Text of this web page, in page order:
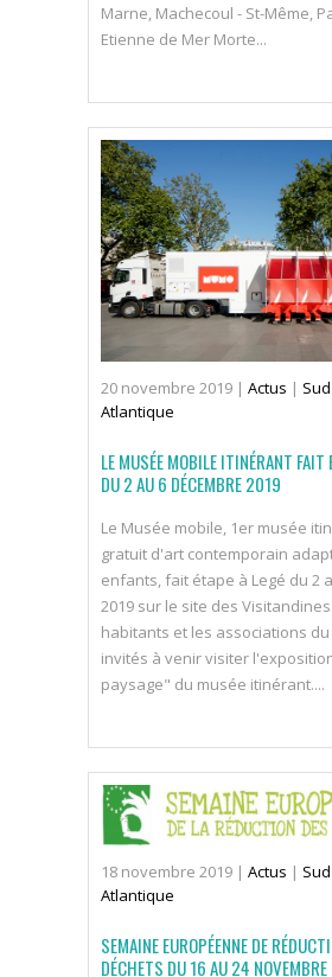
Marne, Machecoul - St-Même,
Etienne de Mer Morte...
20 novembre 2019 | Actus |
Atlantique
LE MUSÉE MOBILE ITINÉRANT FAIT
DU 2 AU 6 DÉCEMBRE 2019
Le Musée mobile, 1er musée
gratuit d'art contemporain
enfants, fait étape à Legé du 2
2019 sur le site des
habitants et les associations
invités à venir visiter
paysage" du musée itinérant....
18 novembre 2019 | Actus |
Atlantique
SEMAINE EUROPÉENNE DE
DÉCHETS DU 16 AU 24